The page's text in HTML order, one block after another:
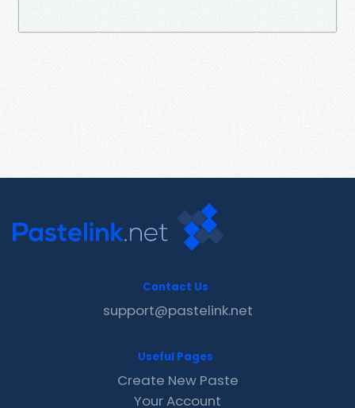
Contact Us
support@pastelink.net
Useful Pages
Create New Paste
Your Account